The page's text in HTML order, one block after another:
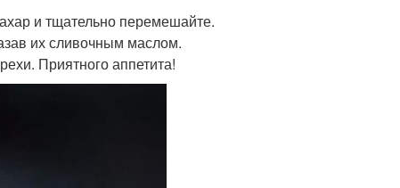
и тщательно перемешайте.
их сливочным маслом.
Приятного аппетита!